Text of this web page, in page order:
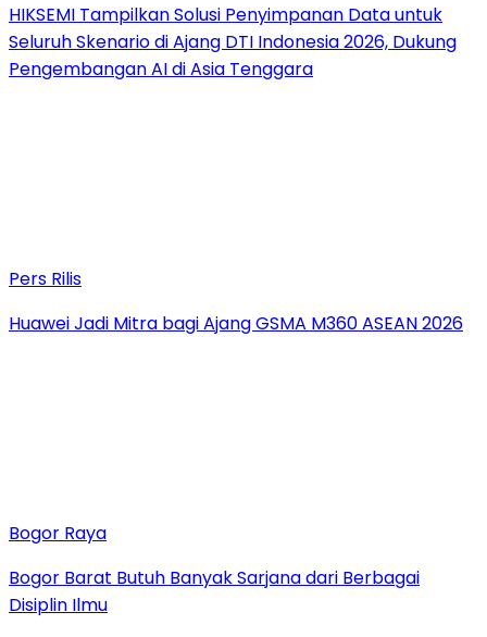
HIKSEMI Tampilkan Solusi Penyimpanan Data untuk
Seluruh Skenario di Ajang DTI Indonesia 2026, Dukung
Pengembangan AI di Asia Tenggara
Pers Rilis
Huawei Jadi Mitra bagi Ajang GSMA M360 ASEAN 2026
Bogor Raya
Bogor Barat Butuh Banyak Sarjana dari Berbagai
Disiplin Ilmu